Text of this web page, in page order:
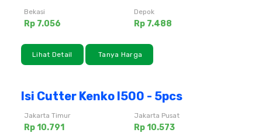
Bekasi
Rp 7.056
Depok
Rp 7.488
Lihat Detail Tanya Harga
Isi Cutter Kenko l500 - 5pcs
Jakarta Timur
Rp 10.791
Jakarta Pusat
Rp 10.573